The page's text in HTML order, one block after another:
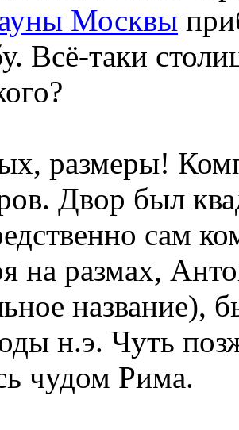
Москвы
Всё-таки
размеры!
Двор был
сам
на размах,
название),
н.э. Чуть
чудом Рима.